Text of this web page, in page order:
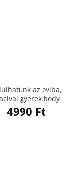
az oviba,
gyerek body
4990 Ft